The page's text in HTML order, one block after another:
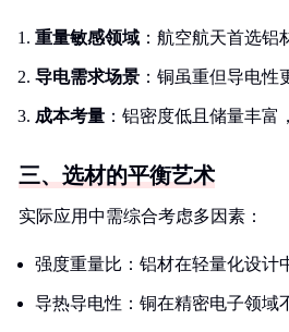
重量敏感领域 ：航空航天首选铝
导电需求场景 ：铜虽重但导电
成本考量 ：铝密度低且储量丰富
三、选材的平衡艺术
实际应用中需综合考虑多因素：
强度重量比：铝材在轻量化设计
导热导电性：铜在精密电子领域